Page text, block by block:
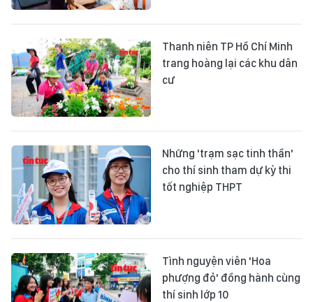
Thanh niên TP Hồ Chí Minh
trang hoàng lại các khu dân
cư
Những 'trạm sạc tinh thần'
cho thí sinh tham dự kỳ thi
tốt nghiệp THPT
Tình nguyện viên 'Hoa
phượng đỏ' đồng hành cùng
thí sinh lớp 10